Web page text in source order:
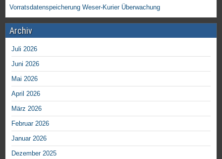
Vorratsdatenspeicherung Weser-Kurier Überwachung
Archiv
Juli 2026
Juni 2026
Mai 2026
April 2026
März 2026
Februar 2026
Januar 2026
Dezember 2025